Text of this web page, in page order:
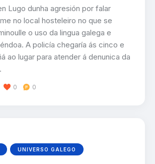
Lugo dunha agresión por falar
no local hosteleiro no que se
o uso da lingua galega e
A policía chegaría ás cinco e
ao lugar para atender á denunica da
0 0
UNIVERSO GALEGO